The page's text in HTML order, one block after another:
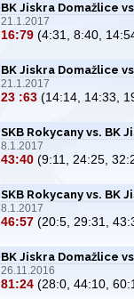
BK Jiskra Domažlice
21.1.2017
16:79 (4:31, 8:40,
BK Jiskra Domažlice
21.1.2017
23 :63 (14:14, 14:33,
SKB Rokycany vs. BK
8.1.2017
43:40 (9:11, 24:25,
SKB Rokycany vs. BK
8.1.2017
46:57 (20:5, 29:31,
BK Jiskra Domažlice
26.11.2016
81:24 (28:0, 44:10,